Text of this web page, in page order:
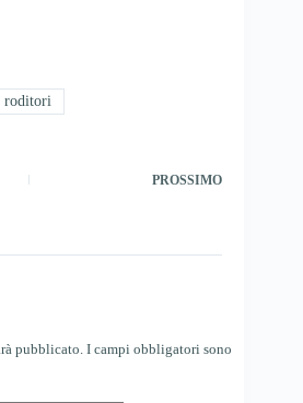
roditori
PROSSIMO
pubblicato. I campi obbligatori sono